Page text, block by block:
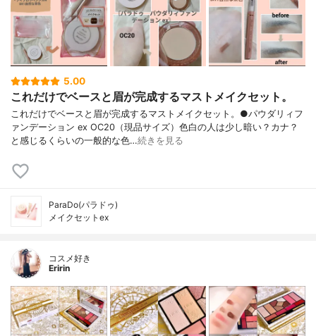
5.00
これだけでベースと眉が完成するマストメイクセット。
これだけでベースと眉が完成するマストメイクセット。●パウダリィフ
ァンデーション ex OC20（現品サイズ）色白の人は少し暗い？カナ？
と感じるくらいの一般的な色…続きを見る
ParaDo(パラドゥ)
メイクセットex
コスメ好き
Eririn